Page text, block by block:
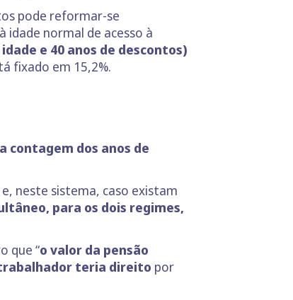
pode reformar-se
idade normal de acesso à
e 40 anos de descontos)
fixado em 15,2%.
contagem dos anos de
neste sistema, caso existam
para os dois regimes,
que “o valor da pensão
teria direito por